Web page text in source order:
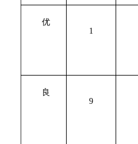
优
1
良
9